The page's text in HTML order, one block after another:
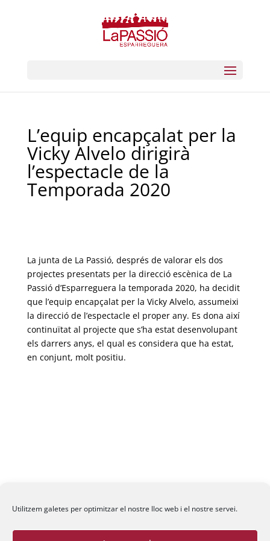
Utilitzem galetes per optimitzar el nostre lloc web i el nostre servei.
L’equip encapçalat per la
Vicky Alvelo dirigirà
l’espectacle de la
Temporada 2020
La junta de La Passió, després de valorar els dos
projectes presentats per la direcció escènica de La
Passió d’Esparreguera la temporada 2020, ha decidit
que l’equip encapçalat per la Vicky Alvelo, assumeixi
la direcció de l’espectacle el proper any. Es dona així
continuïtat al projecte que s’ha estat desenvolupant
els darrers anys, el qual es considera que ha estat,
en conjunt, molt positiu.